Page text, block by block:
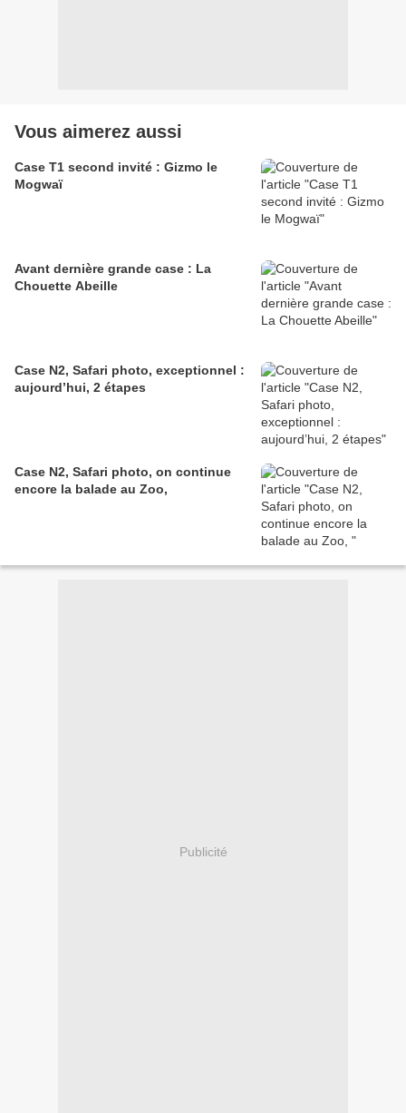
Vous aimerez aussi
Case T1 second invité : Gizmo le
Mogwaï
Avant dernière grande case : La
Chouette Abeille
Case N2, Safari photo, exceptionnel :
aujourd’hui, 2 étapes
Case N2, Safari photo, on continue
encore la balade au Zoo,
Publicité